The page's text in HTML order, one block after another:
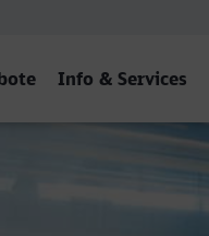
Info & Services
Mitte